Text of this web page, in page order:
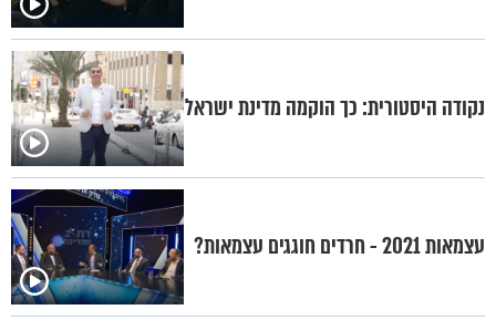
נקודה היסטורית: כך הוקמה מדינת ישראל
עצמאות 2021 - חרדים חוגגים עצמאות?